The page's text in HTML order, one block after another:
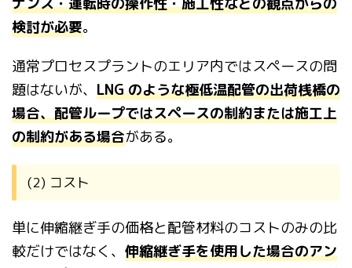
検討が必要。
通常プロセスプラントのエリア内ではスペースの問
題はないが、 LNG のような極低温配管の出荷桟橋の
場合、配管ループではスペースの制約または施工上
の制約がある場合がある。
(2) コスト
単に伸縮継ぎ手の価格と配管材料のコストのみの比
較だけではなく 、 伸縮継ぎ手を使用した場合のアン